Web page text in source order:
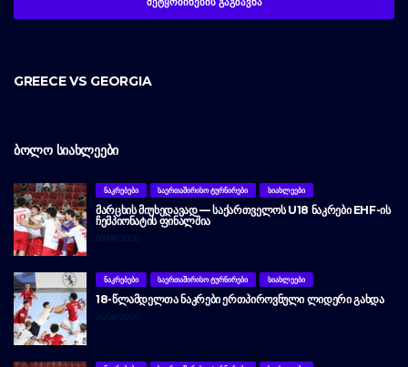
GREECE VS GEORGIA
ᲑᲝᲚᲝ ᲡᲘᲐᲮᲚᲔᲔᲑᲘ
ᲜᲐᲙᲠᲔᲑᲔᲑᲘ ᲡᲐᲔᲠᲗᲐᲨᲘᲠᲘᲡᲝ ᲢᲣᲠᲜᲘᲠᲔᲑᲘ ᲡᲘᲐᲮᲚᲔᲔᲑᲘ
ᲛᲐᲠᲪᲮᲘᲡ ᲛᲘᲣᲮᲔᲓᲐᲕᲐᲓ — ᲡᲐᲥᲐᲠᲗᲕᲔᲚᲝᲡ U18 ᲜᲐᲙᲠᲔᲑᲘ EHF-ᲘᲡ
ᲩᲔᲛᲞᲘᲝᲜᲐᲢᲘᲡ ᲤᲘᲜᲐᲚᲨᲘᲐ
08/08/2026
ᲜᲐᲙᲠᲔᲑᲔᲑᲘ ᲡᲐᲔᲠᲗᲐᲨᲘᲠᲘᲡᲝ ᲢᲣᲠᲜᲘᲠᲔᲑᲘ ᲡᲘᲐᲮᲚᲔᲔᲑᲘ
18-ᲬᲚᲐᲛᲓᲔᲚᲗᲐ ᲜᲐᲙᲠᲔᲑᲘ ᲔᲠᲗᲞᲘᲠᲝᲕᲜᲣᲚᲘ ᲚᲘᲓᲔᲠᲘ ᲒᲐᲮᲓᲐ
06/08/2026